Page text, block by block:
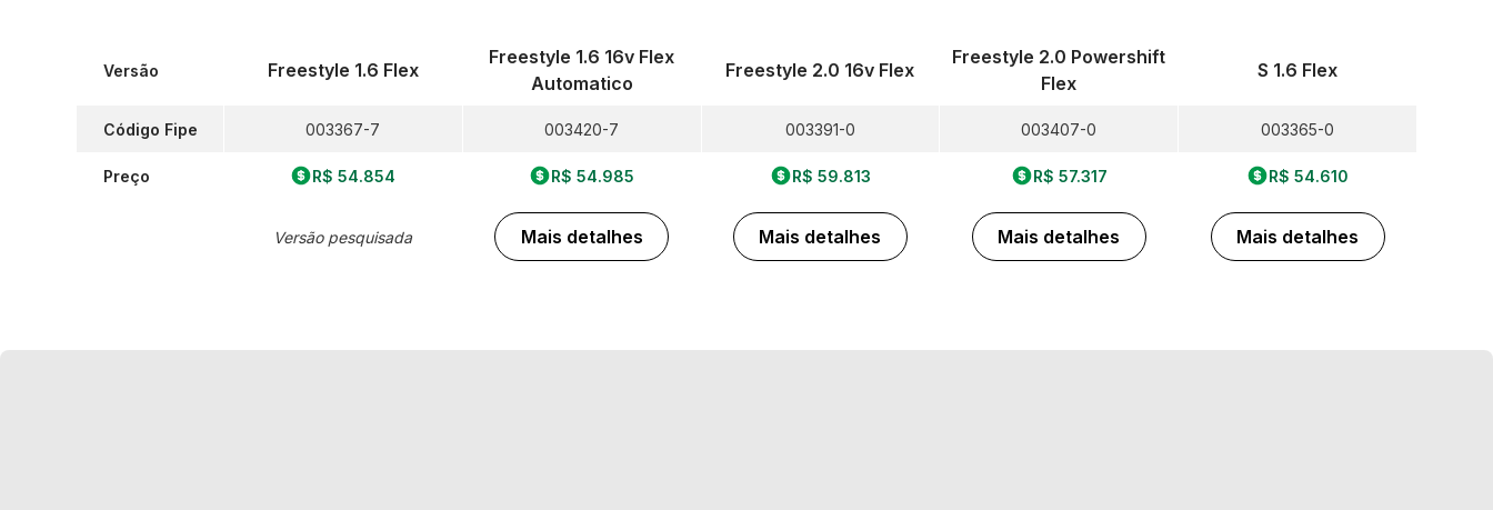
Versão
Código Fipe
Preço
Freestyle 1.6 Flex
003367-7
R$ 54.854
Versão pesquisada
Freestyle 1.6 16v Flex
Automatico
003420-7
R$ 54.985
Mais detalhes
Freestyle 2.0 16v Flex
003391-0
R$ 59.813
Mais detalhes
Freestyle 2.0 Powershift
Flex
003407-0
R$ 57.317
Mais detalhes
S 1.6 Flex
003365-0
R$ 54.610
Mais detalhes